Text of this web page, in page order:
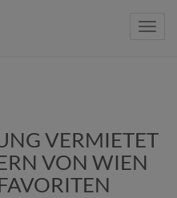
VERMIETET
VON WIEN